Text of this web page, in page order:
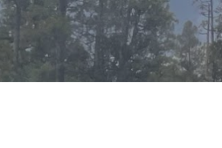
跳至主要内容